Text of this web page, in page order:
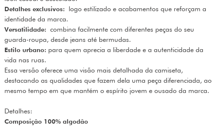
Detalhes exclusivos: logo estilizado e acabamentos que reforçam a
identidade da marca.
Versatilidade: combina facilmente com diferentes peças do seu
guarda-roupa, desde jeans até bermudas.
Estilo urbano: para quem aprecia a liberdade e a autenticidade da
vida nas ruas.
Essa versão oferece uma visão mais detalhada da camiseta,
destacando as qualidades que fazem dela uma peça diferenciada, ao
mesmo tempo em que mantém o espírito jovem e ousado da marca.
Detalhes:
Composição 100% algodão